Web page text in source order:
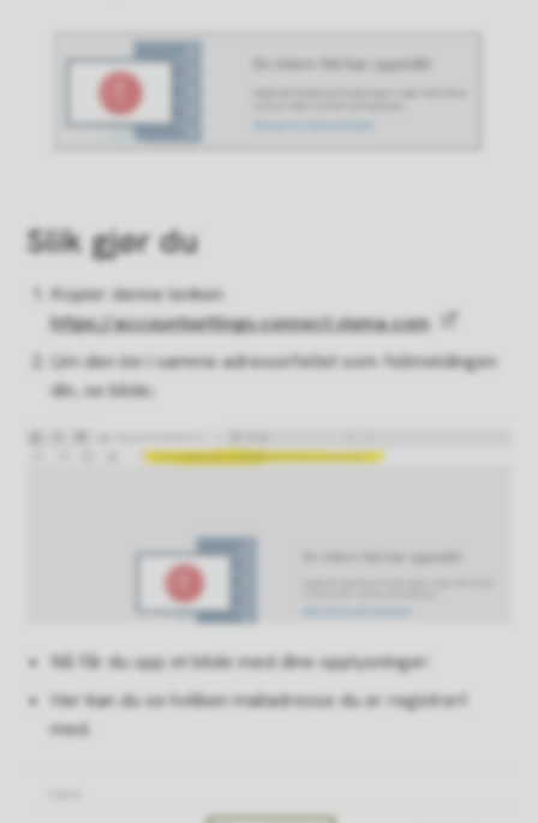
Slik gjør du
Kopier denne lenken
https://accountsettings.connect.visma.com
Lim den inn i samme adressefeltet som feilmeldingen
din, se bilde;
Nå får du opp et bilde med dine opplysninger:
Her kan du se hvilken mailadresse du er registrert
med.